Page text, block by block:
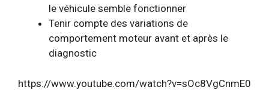
le véhicule semble fonctionner
Tenir compte des variations de
comportement moteur avant et après le
diagnostic
https://www.youtube.com/watch?v=sOc8VgCnmE0